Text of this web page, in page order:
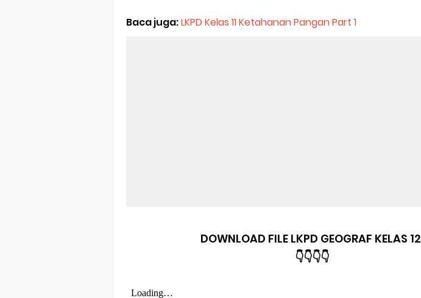
Baca juga:LKPD Kelas 11 Ketahanan Pangan Part 1
DOWNLOAD FILE LKPD GEOGRAF KELAS 12
👇👇👇👇